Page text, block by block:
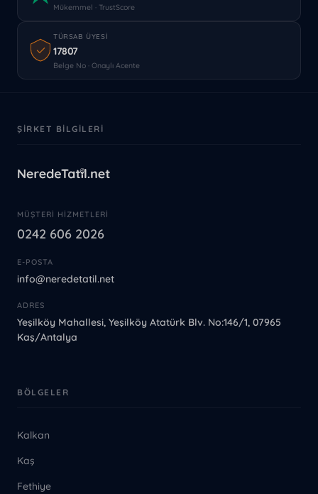
Mükemmel · TrustScore
TÜRSAB ÜYESI
17807
Belge No · Onaylı Acente
ŞIRKET BILGILERI
MÜŞTERI HIZMETLERI
0242 606 2026
E-POSTA
info@neredetatil.net
ADRES
Yeşilköy Mahallesi, Yeşilköy Atatürk Blv. No:146/1, 07965
Kaş/Antalya
BÖLGELER
Kalkan
Kaş
Fethiye